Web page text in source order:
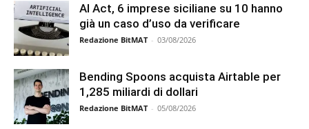
AI Act, 6 imprese siciliane su 10 hanno
già un caso d’uso da verificare
Redazione BitMAT - 03/08/2026
Bending Spoons acquista Airtable per
1,285 miliardi di dollari
Redazione BitMAT - 05/08/2026